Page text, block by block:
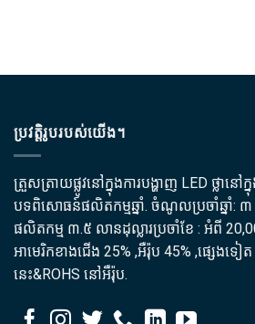
ប្រវត្តិរូបរបស់យើង។
ត្រួសត្រាយផ្លូវនៅក្នុងការបង្ហាញ LED ថ្លាន
បទពិសោធន៍ផលិតកម្មឆ្នាំ. ចំណូល​ប្រចាំឆ្នាំ: ៣
ផលិតកម្ម ៣.៥ លានដុល្លារប្រចាំខែ : អំពី
អាមេរិក​ខាង​ជើង 25% ,អឺរ៉ុប 45% ,ផ្សេងទៀត
នេះ&ROHS នៅអឺរ៉ុប.